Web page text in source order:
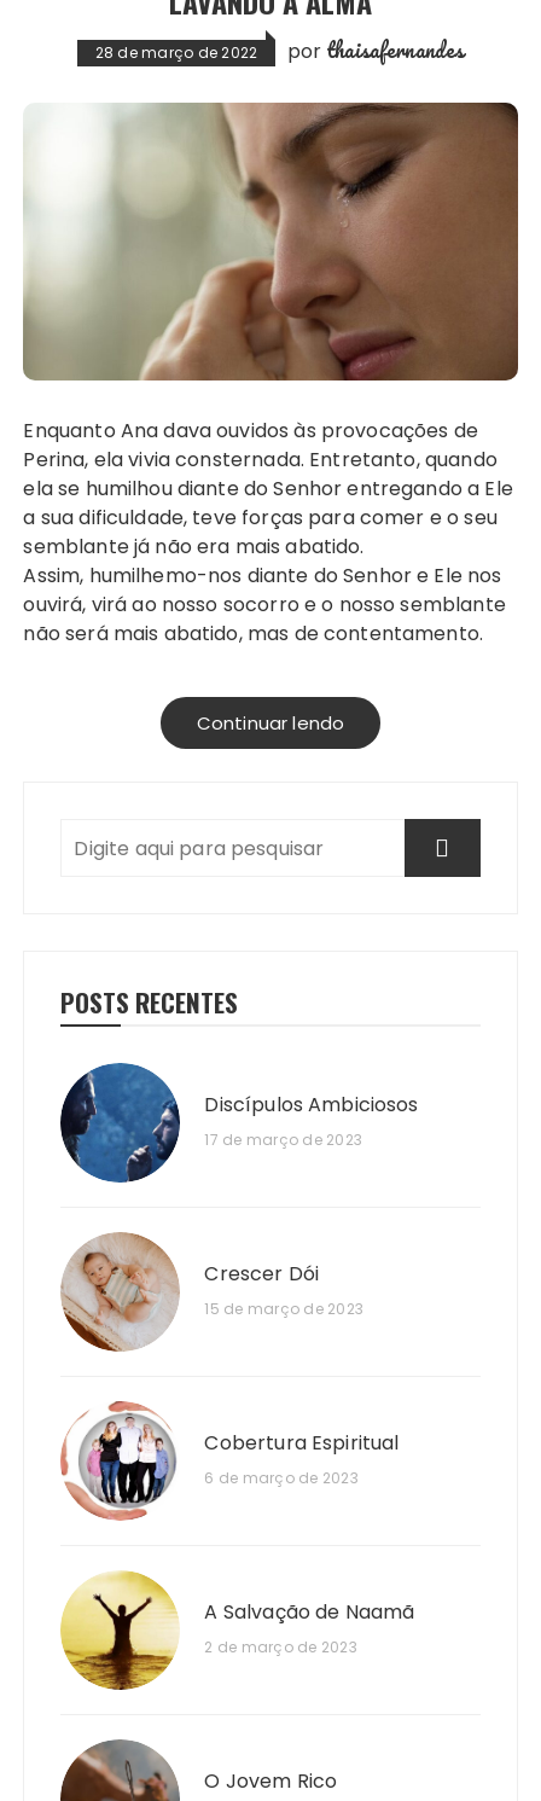
28 de março de 2022 por thaisafernandes
Enquanto Ana dava ouvidos às provocações de
Perina, ela vivia consternada. Entretanto, quando
ela se humilhou diante do Senhor entregando a Ele
a sua dificuldade, teve forças para comer e o seu
semblante já não era mais abatido.
Assim, humilhemo-nos diante do Senhor e Ele nos
ouvirá, virá ao nosso socorro e o nosso semblante
não será mais abatido, mas de contentamento.
Continuar lendo
POSTS RECENTES
Discípulos Ambiciosos
17 de março de 2023
Crescer Dói
15 de março de 2023
Cobertura Espiritual
6 de março de 2023
A Salvação de Naamã
2 de março de 2023
O Jovem Rico